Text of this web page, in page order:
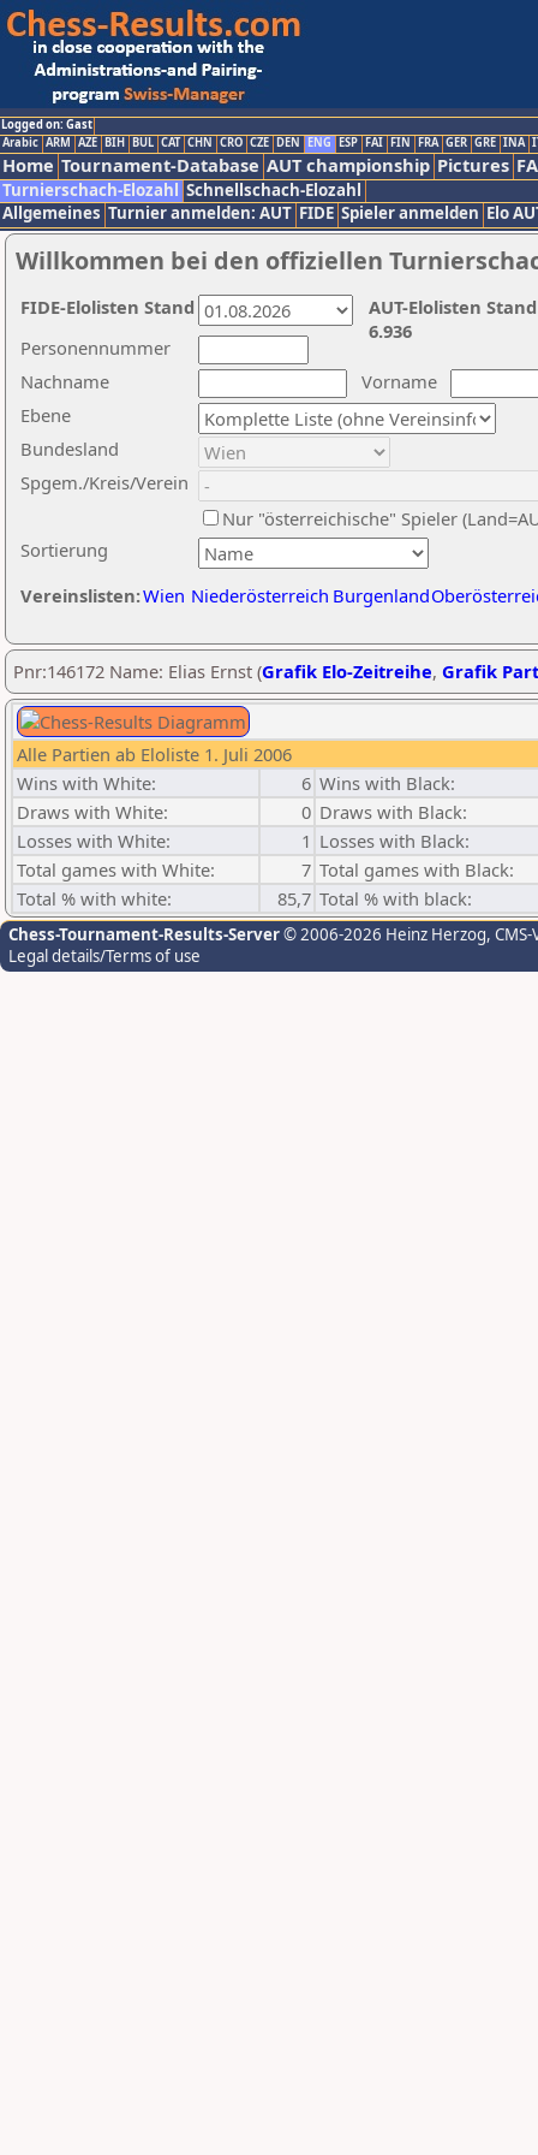
Logged on: Gast
Arabic ARM AZE BIH BUL CAT CHN CRO CZE DEN ENG ESP FAI FIN FRA GER GRE INA
Home Tournament-Database AUT championship Pictures
Turnierschach-Elozahl Schnellschach-Elozahl
Allgemeines Turnier anmelden: AUT FIDE Spieler anmelden Elo
Willkommen bei den offiziellen
Nachname
Vorname
Ebene
Sortierung
Personennummer
Bundesland
Spgem./Kreis/Verein
Nur "österreichische" Spieler
Vereinslisten:Wien Niederösterreich Burgenland
AUT-Elolisten
6.936
FIDE-Elolisten Stand
Pnr:146172 Name: Elias Ernst (Grafik Elo-Zeitreihe, Grafik
Alle Partien ab Eloliste 1. Juli 2006
Wins with White:
6 Wins with Black:
Draws with White:
0 Draws with Black:
Losses with White:
1 Losses with Black:
Total games with White:
7 Total games with Black:
Total % with white:
85,7 Total % with black:
Chess-Tournament-Results-Server© 2006-2026 Heinz Herzog,
Legal details/Terms of use